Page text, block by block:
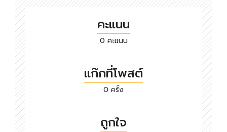
คะแนน
0 คะแนน
แก๊กที่โพสต์
0 ครั้ง
ถูกใจ